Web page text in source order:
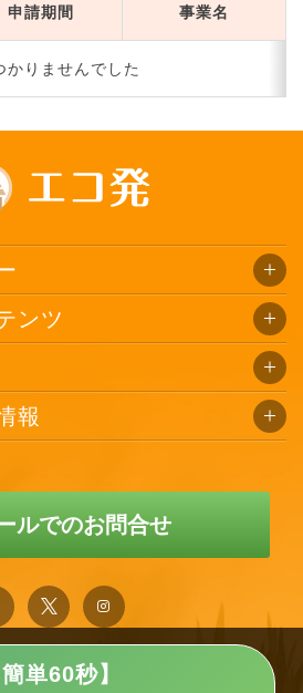
申請期間 事業名
かりませんでした
簡単60秒】
ンツ
報
ルでのお問合せ